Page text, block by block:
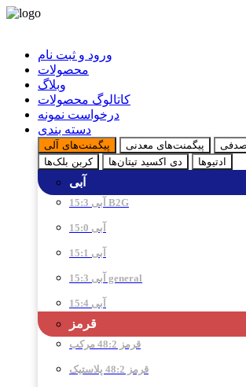
ورود و ثبت نام
محصولات
وبلاگ
کاتالوگ محصولات
درخواست نمونه
دسته بندی
پیگمنت‌های آلی پیگمنت‌های معدنی
صدفی
کربن بلک‌ها
دی اکسید تیتان‌ها ادتیو‌ها
آبی
آبی 15:3 B2G
آبی 15:0
آبی 15:1
آبی 15:3 general
آبی 15:4
قرمز
قرمز 48:2 مرکب
قرمز 48:2 پلاستیک